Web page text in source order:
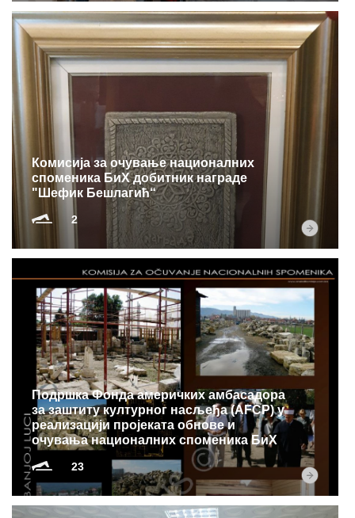
Комисија за очување националних
споменика БиХ добитник награде
"Шефик Бешлагић“
2
Подршка Фонда америчких амбасадора
за заштиту културног насљеђa (AFCP) у
реализацији пројеката обнове и
очувања националних споменика БиХ
23